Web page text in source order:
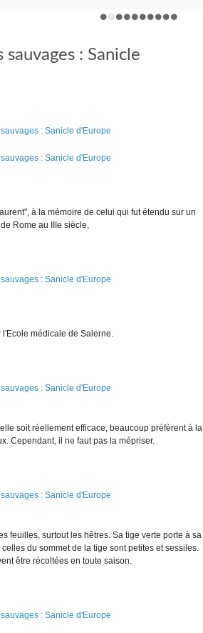
: Sanicle
à la mémoire de celui qui fut étendu sur un
Rome au IIIe siècle,
l'Ecole médicale de Salerne.
soit réellement efficace, beaucoup préfèrent à la
Cependant, il ne faut pas la mépriser.
feuilles, surtout les hêtres. Sa tige verte porte à sa
du sommet de la tige sont petites et sessiles.
être récoltées en toute saison.